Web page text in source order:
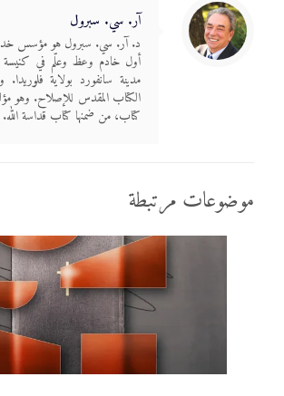
آر. سي. سبرول
د. آر. سي. سبرول هو مؤسس
أول خادم وعظ وعلّم في كنيسة
مدينة سانفورد بولاية
الكتاب المقدس للإصلاح. وهو
كتاب، من ضمنها كتاب قداسة الله.
موضوعات مرتبطة